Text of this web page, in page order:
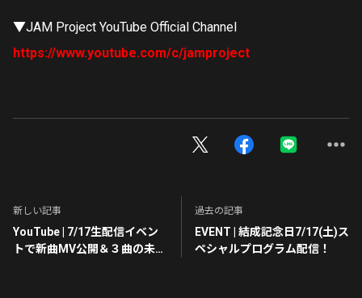
▼JAM Project YouTube Official Channel
https://www.youtube.com/c/jamproject
新しい記事
YouTube | 7/17生配信イベン
トで新曲MV公開＆３曲の未公
過去の記事
EVENT | 結成記念日7/17(土)ス
ペシャルプログラム配信！